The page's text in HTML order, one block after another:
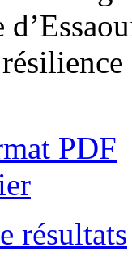
PDF
résultats